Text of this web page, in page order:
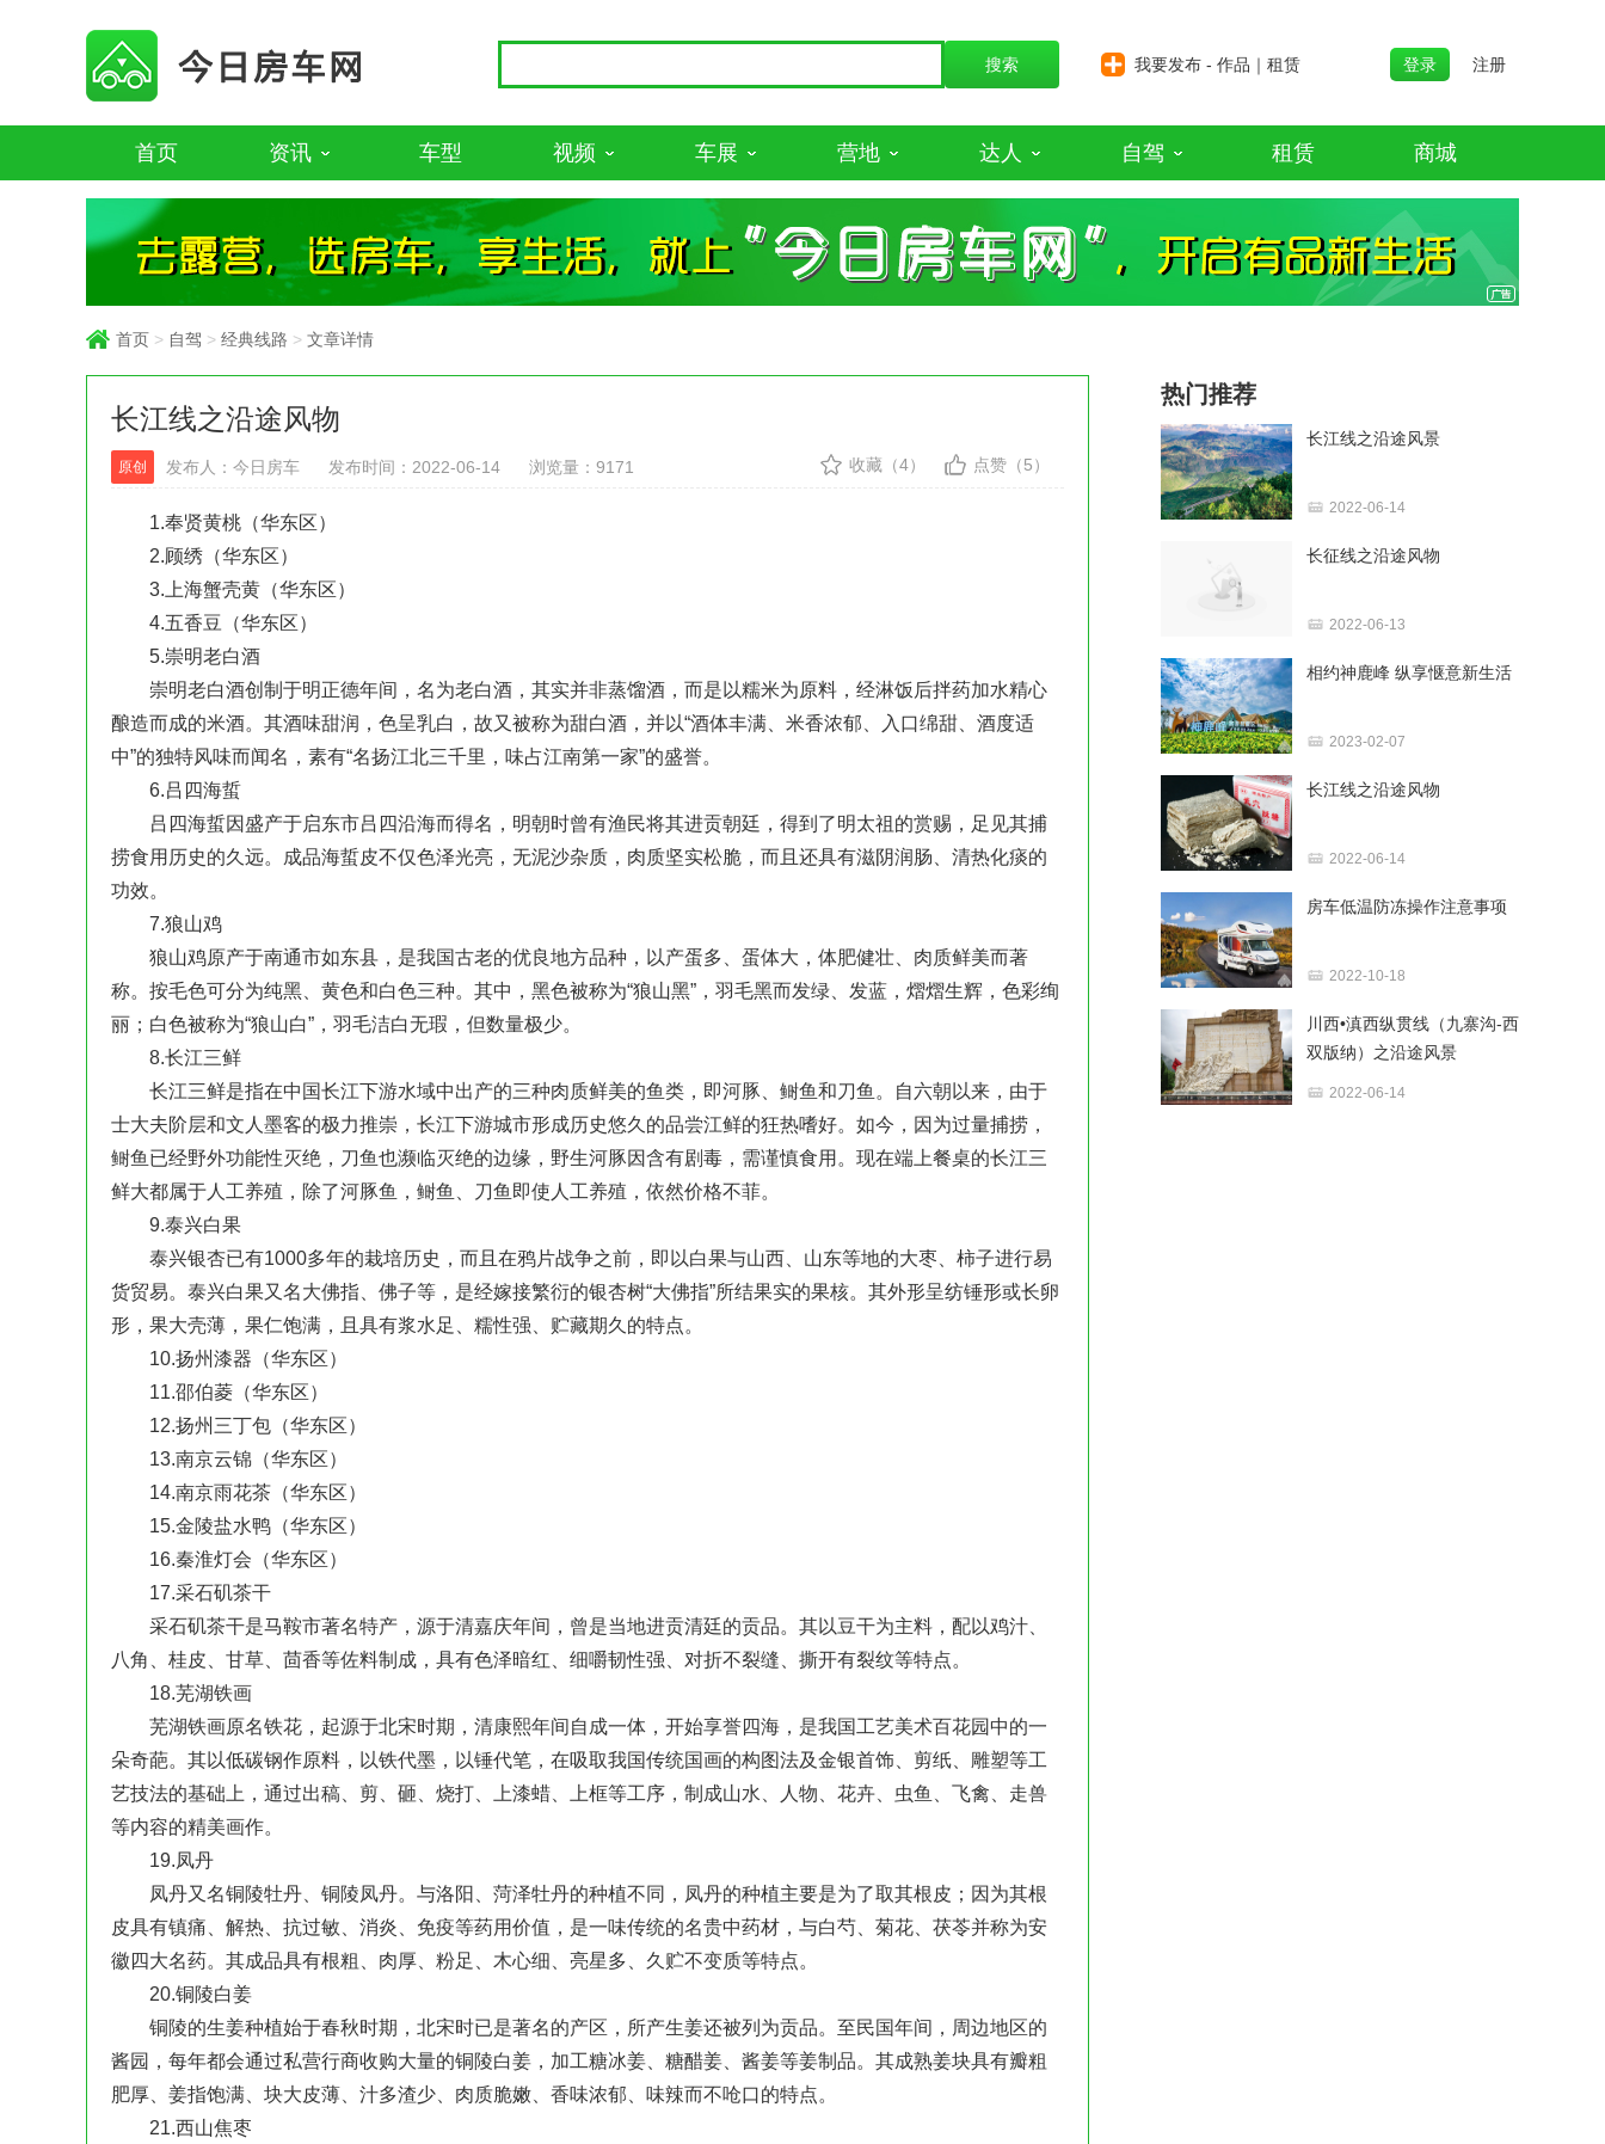
我要发布 - 作品｜租赁 注册
登录
首页 资讯 车型 视频 车展 营地 达人 自驾 租赁 商城
首页 > 自驾 > 经典线路 > 文章详情
长江线之沿途风物
原创 发布人：今日房车 发布时间：2022-06-14 浏览量：9171 点赞（5）
收藏（4）
1.奉贤黄桃（华东区）
2.顾绣（华东区）
3.上海蟹壳黄（华东区）
4.五香豆（华东区）
5.崇明老白酒
崇明老白酒创制于明正德年间，名为老白酒，其实并非蒸馏酒，而是以糯米为原料，经淋饭后拌药加水精心
酿造而成的米酒。其酒味甜润，色呈乳白，故又被称为甜白酒，并以“酒体丰满、米香浓郁、入口绵甜、酒度适
中”的独特风味而闻名，素有“名扬江北三千里，味占江南第一家”的盛誉。
6.吕四海蜇
吕四海蜇因盛产于启东市吕四沿海而得名，明朝时曾有渔民将其进贡朝廷，得到了明太祖的赏赐，足见其捕
捞食用历史的久远。成品海蜇皮不仅色泽光亮，无泥沙杂质，肉质坚实松脆，而且还具有滋阴润肠、清热化痰的
功效。
7.狼山鸡
狼山鸡原产于南通市如东县，是我国古老的优良地方品种，以产蛋多、蛋体大，体肥健壮、肉质鲜美而著
称。按毛色可分为纯黑、黄色和白色三种。其中，黑色被称为“狼山黑”，羽毛黑而发绿、发蓝，熠熠生辉，色彩绚
丽；白色被称为“狼山白”，羽毛洁白无瑕，但数量极少。
8.长江三鲜
长江三鲜是指在中国长江下游水域中出产的三种肉质鲜美的鱼类，即河豚、鲥鱼和刀鱼。自六朝以来，由于
士大夫阶层和文人墨客的极力推崇，长江下游城市形成历史悠久的品尝江鲜的狂热嗜好。如今，因为过量捕捞，
鲥鱼已经野外功能性灭绝，刀鱼也濒临灭绝的边缘，野生河豚因含有剧毒，需谨慎食用。现在端上餐桌的长江三
鲜大都属于人工养殖，除了河豚鱼，鲥鱼、刀鱼即使人工养殖，依然价格不菲。
9.泰兴白果
泰兴银杏已有1000多年的栽培历史，而且在鸦片战争之前，即以白果与山西、山东等地的大枣、柿子进行易
货贸易。泰兴白果又名大佛指、佛子等，是经嫁接繁衍的银杏树“大佛指”所结果实的果核。其外形呈纺锤形或长卵
形，果大壳薄，果仁饱满，且具有浆水足、糯性强、贮藏期久的特点。
10.扬州漆器（华东区）
11.邵伯菱（华东区）
12.扬州三丁包（华东区）
13.南京云锦（华东区）
14.南京雨花茶（华东区）
15.金陵盐水鸭（华东区）
16.秦淮灯会（华东区）
17.采石矶茶干
采石矶茶干是马鞍市著名特产，源于清嘉庆年间，曾是当地进贡清廷的贡品。其以豆干为主料，配以鸡汁、
八角、桂皮、甘草、茴香等佐料制成，具有色泽暗红、细嚼韧性强、对折不裂缝、撕开有裂纹等特点。
18.芜湖铁画
芜湖铁画原名铁花，起源于北宋时期，清康熙年间自成一体，开始享誉四海，是我国工艺美术百花园中的一
朵奇葩。其以低碳钢作原料，以铁代墨，以锤代笔，在吸取我国传统国画的构图法及金银首饰、剪纸、雕塑等工
艺技法的基础上，通过出稿、剪、砸、烧打、上漆蜡、上框等工序，制成山水、人物、花卉、虫鱼、飞禽、走兽
等内容的精美画作。
19.凤丹
凤丹又名铜陵牡丹、铜陵凤丹。与洛阳、菏泽牡丹的种植不同，凤丹的种植主要是为了取其根皮；因为其根
皮具有镇痛、解热、抗过敏、消炎、免疫等药用价值，是一味传统的名贵中药材，与白芍、菊花、茯苓并称为安
徽四大名药。其成品具有根粗、肉厚、粉足、木心细、亮星多、久贮不变质等特点。
20.铜陵白姜
铜陵的生姜种植始于春秋时期，北宋时已是著名的产区，所产生姜还被列为贡品。至民国年间，周边地区的
酱园，每年都会通过私营行商收购大量的铜陵白姜，加工糖冰姜、糖醋姜、酱姜等姜制品。其成熟姜块具有瓣粗
肥厚、姜指饱满、块大皮薄、汁多渣少、肉质脆嫩、香味浓郁、味辣而不呛口的特点。
21.西山焦枣
热门推荐
长江线之沿途风景
2022-06-14
长征线之沿途风物
2022-06-13
相约神鹿峰 纵享惬意新生活
2023-02-07
长江线之沿途风物
2022-06-14
房车低温防冻操作注意事项
2022-10-18
川西•滇西纵贯线（九寨沟-西
双版纳）之沿途风景
2022-06-14